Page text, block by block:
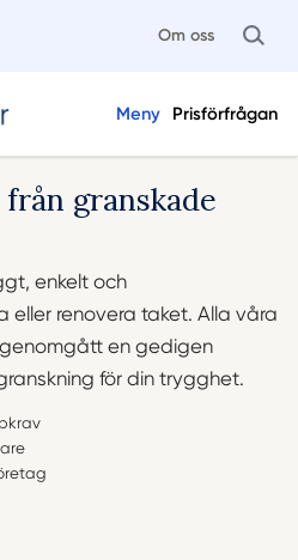
Om oss
Meny Prisförfrågan
granskade
enkelt och
renovera taket. Alla våra
en gedigen
för din trygghet.